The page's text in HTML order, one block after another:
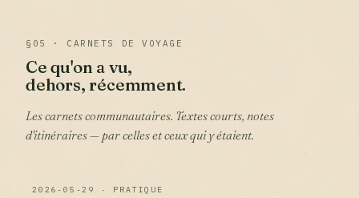
§05 · CARNETS DE VOYAGE
Ce qu'on a vu,
dehors, récemment.
Les carnets communautaires. Textes courts, notes
d'itinéraires — par celles et ceux qui y étaient.
2026-05-29 · PRATIQUE